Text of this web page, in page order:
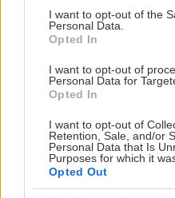
consent section.
I want to opt-out of the
Personal Data.
Opted In
I want to opt-out of
Personal Data for
Opted In
I want to opt-out of
Retention, Sale, and/or
Personal Data that Is
Purposes for which it
Opted Out
Αμετανόητα περίεργη, θα
συνοικιακά κουτούκια και
ημέρας, τα θέατρα της
και τις τελευταίες τάσεις
πως μόνο ό,τι